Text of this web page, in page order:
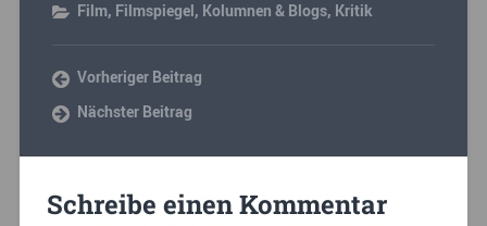
Film, Filmspiegel, Kolumnen & Blogs, Kritik
Vorheriger Beitrag
Nächster Beitrag
Schreibe einen Kommentar